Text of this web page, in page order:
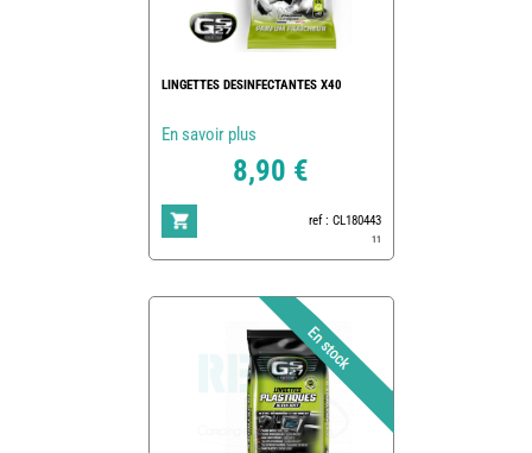
LINGETTES DESINFECTANTES X40
En savoir plus
8,90 €
ref : CL180443
11